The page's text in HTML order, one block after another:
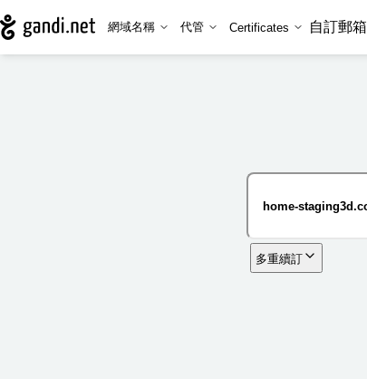
網域名稱 代管 Certificates 自訂郵箱
多重續訂